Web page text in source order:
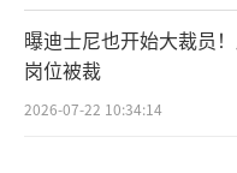
相关NPC：流
查询当前的祝福之力
曝迪士尼也开始大裁员
岗位被裁
2026-07-22 10:34:14